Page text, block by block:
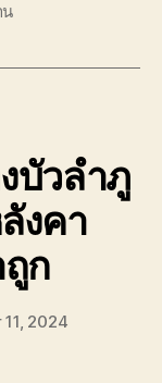
น
บัวลำภู
งคา
ก
2024